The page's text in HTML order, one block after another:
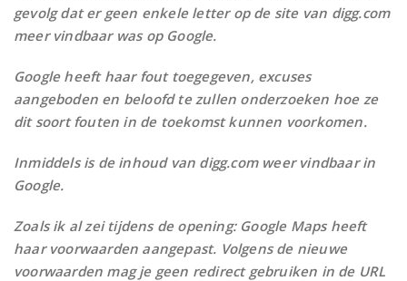
gevolg dat er geen enkele letter op de site van digg.com
meer vindbaar was op Google.
Google heeft haar fout toegegeven, excuses
aangeboden en beloofd te zullen onderzoeken hoe ze
dit soort fouten in de toekomst kunnen voorkomen.
Inmiddels is de inhoud van digg.com weer vindbaar in
Google.
Zoals ik al zei tijdens de opening: Google Maps heeft
haar voorwaarden aangepast. Volgens de nieuwe
voorwaarden mag je geen redirect gebruiken in de URL